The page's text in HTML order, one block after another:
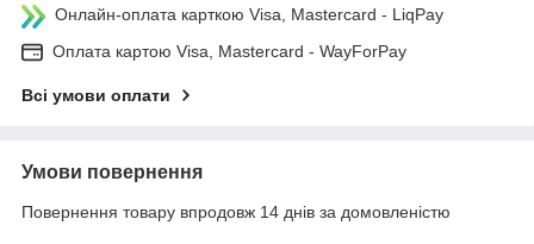
Онлайн-оплата карткою Visa, Mastercard - LiqPay
Оплата картою Visa, Mastercard - WayForPay
Всі умови оплати
Умови повернення
Повернення товару впродовж 14 днів за домовленістю